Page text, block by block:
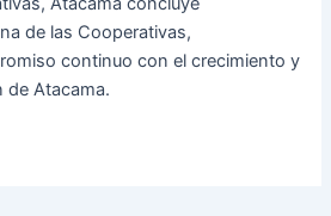
de las Cooperativas,
continuo con el crecimiento y
de Atacama.